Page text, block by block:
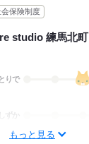
会保険制度
studio 練馬北町
りで
もっと見る